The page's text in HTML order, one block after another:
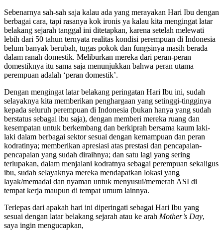
Sebenarnya sah-sah saja kalau ada yang merayakan Hari Ibu dengan
berbagai cara, tapi rasanya kok ironis ya kalau kita mengingat latar
belakang sejarah tanggal ini ditetapkan, karena setelah melewati
lebih dari 50 tahun ternyata realitas kondisi perempuan di Indonesia
belum banyak berubah, tugas pokok dan fungsinya masih berada
dalam ranah domestik. Meliburkan mereka dari peran-peran
domestiknya itu sama saja menunjukkan bahwa peran utama
perempuan adalah ‘peran domestik’.
Dengan mengingat latar belakang peringatan Hari Ibu ini, sudah
selayaknya kita memberikan penghargaan yang setinggi-tingginya
kepada seluruh perempuan di Indonesia (bukan hanya yang sudah
berstatus sebagai ibu saja), dengan memberi mereka ruang dan
kesempatan untuk berkembang dan berkiprah bersama kaum laki-
laki dalam berbagai sektor sesuai dengan kemampuan dan peran
kodratinya; memberikan apresiasi atas prestasi dan pencapaian-
pencapaian yang sudah diraihnya; dan satu lagi yang sering
terlupakan, dalam menjalani kodratnya sebagai perempuan sekaligus
ibu, sudah selayaknya mereka mendapatkan lokasi yang
layak/memadai dan nyaman untuk menyusui/memerah ASI di
tempat kerja maupun di tempat umum lainnya.
Terlepas dari apakah hari ini diperingati sebagai Hari Ibu yang
sesuai dengan latar belakang sejarah atau ke arah Mother’s Day,
saya ingin mengucapkan,